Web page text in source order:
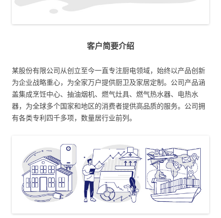
客户简要介绍
某股份有限公司从创立至今一直专注厨电领域，始终以产品创新
为企业战略重心，为全家万户提供厨卫及家居定制。公司产品涵
盖集成烹饪中心、抽油烟机、燃气灶具、燃气热水器、电热水
器，为全球多个国家和地区的消费者提供高品质的服务。公司拥
有各类专利四千多项，数量居行业前列。